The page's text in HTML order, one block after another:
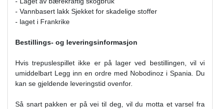
- Vannbasert lakk Sjekket for skadelige stoffer
- laget i Frankrike
Bestillings- og leveringsinformasjon
Hvis trepuslespillet ikke er på lager ved bestillingen, vil vi
umiddelbart Legg inn en ordre med Nobodinoz i Spania. Du
kan se gjeldende leveringstid ovenfor.
Så snart pakken er på vei til deg, vil du motta et varsel fra